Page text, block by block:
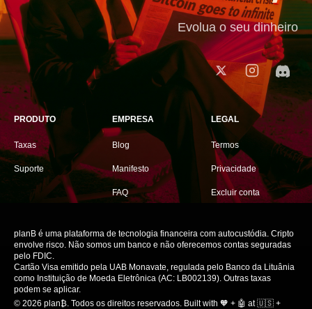
Evolua o seu dinheiro
PRODUTO
Taxas
Suporte
EMPRESA
Blog
Manifesto
FAQ
LEGAL
Termos
Privacidade
Excluir conta
planB é uma plataforma de tecnologia financeira com autocustódia. Cripto
envolve risco. Não somos um banco e não oferecemos contas seguradas
pelo FDIC.
Cartão Visa emitido pela UAB Monavate, regulada pelo Banco da Lituânia
como Instituição de Moeda Eletrônica (AC: LB002139). Outras taxas
podem se aplicar.
© 2026 plan₿. Todos os direitos reservados. Built with 🧡 + 🤖 at 🇺🇸 +